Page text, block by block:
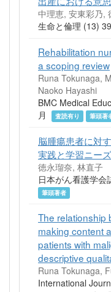
中理恵, 安東彩乃,
生命と倫理 (13)
Rehabilitation
a scoping review
Runa Tokunaga,
Naoko Hayashi
BMC Medical
月
査読有り 筆頭著
脳腫瘍患者に対
実践と学習ニーズ
徳永瑠奈, 林直子
日本がん看護学
筆頭著者
The relationship
making content
patients with
descriptive
Runa Tokunaga,
International